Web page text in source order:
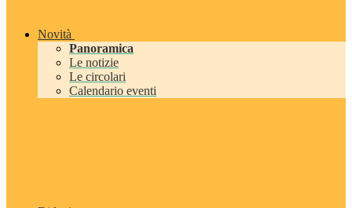
Novità
Panoramica
Le notizie
Le circolari
Calendario eventi